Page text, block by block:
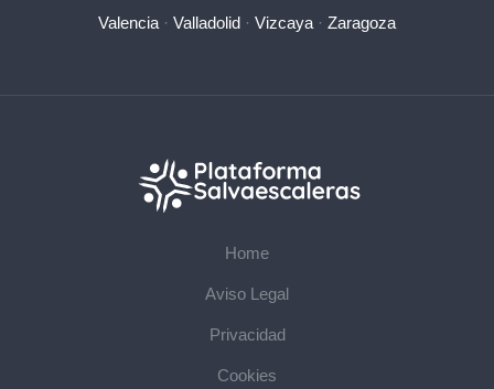
Valencia · Valladolid · Vizcaya · Zaragoza
Home
Aviso Legal
Privacidad
Cookies